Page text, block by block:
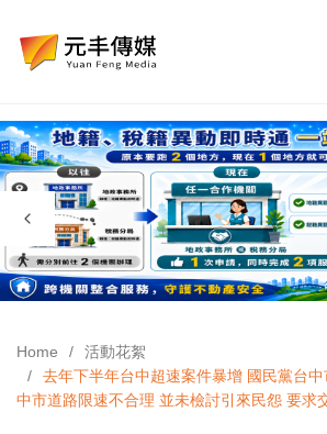
Home
活動花絮
去年下半年台中超速案件暴增 國民黨台
中市道路限速不合理 並未檢討引來民怨 要求